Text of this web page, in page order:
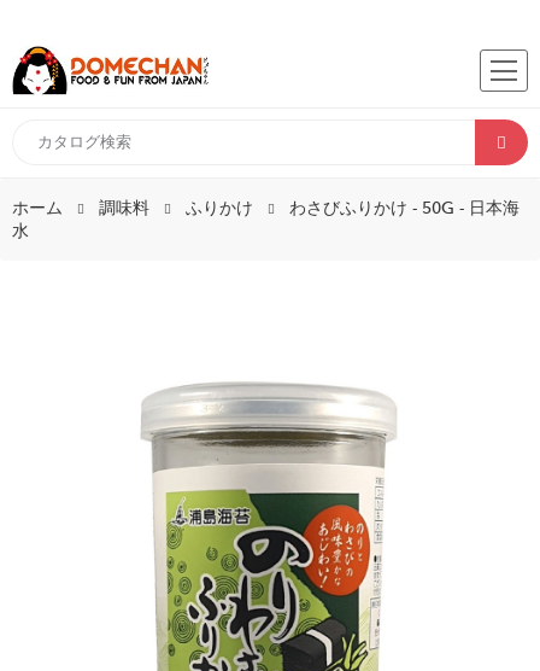
ホーム 調味料 ふりかけ
わさびふりかけ - 50G - 日本海
水